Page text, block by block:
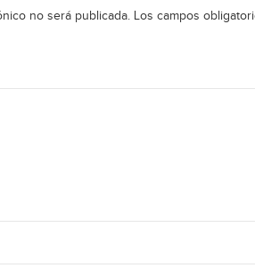
no será publicada. Los campos